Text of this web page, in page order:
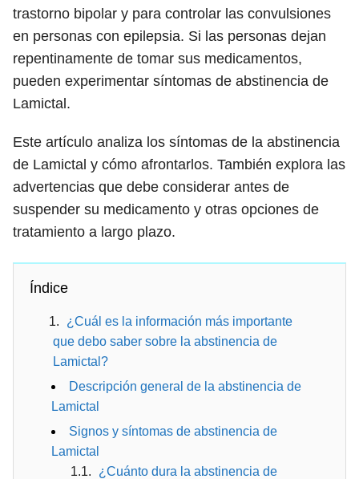
trastorno bipolar y para controlar las convulsiones
en personas con epilepsia. Si las personas dejan
repentinamente de tomar sus medicamentos,
pueden experimentar síntomas de abstinencia de
Lamictal.
Este artículo analiza los síntomas de la abstinencia
de Lamictal y cómo afrontarlos. También explora las
advertencias que debe considerar antes de
suspender su medicamento y otras opciones de
tratamiento a largo plazo.
Índice
¿Cuál es la información más importante
que debo saber sobre la abstinencia de
Lamictal?
Descripción general de la abstinencia de
Lamictal
Signos y síntomas de abstinencia de
Lamictal
¿Cuánto dura la abstinencia de